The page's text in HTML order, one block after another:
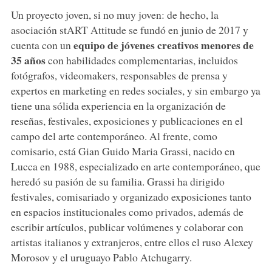
Un proyecto joven, si no muy joven: de hecho, la
asociación stART Attitude se fundó en junio de 2017 y
cuenta con un equipo de jóvenes creativos menores de
35 añoscon habilidades complementarias, incluidos
fotógrafos, videomakers, responsables de prensa y
expertos en marketing en redes sociales, y sin embargo ya
tiene una sólida experiencia en la organización de
reseñas, festivales, exposiciones y publicaciones en el
campo del arte contemporáneo. Al frente, como
comisario, está Gian Guido Maria Grassi, nacido en
Lucca en 1988, especializado en arte contemporáneo, que
heredó su pasión de su familia. Grassi ha dirigido
festivales, comisariado y organizado exposiciones tanto
en espacios institucionales como privados, además de
escribir artículos, publicar volúmenes y colaborar con
artistas italianos y extranjeros, entre ellos el ruso Alexey
Morosov y el uruguayo Pablo Atchugarry.